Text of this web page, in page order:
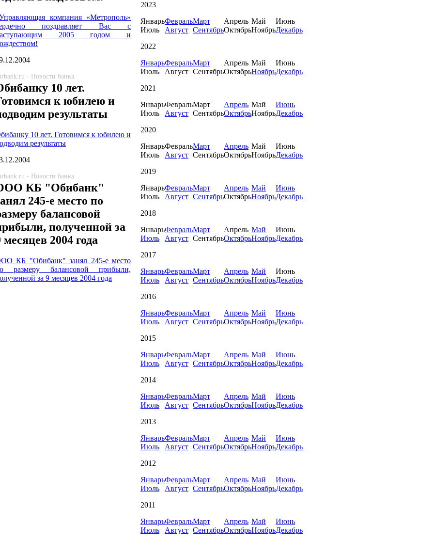
компания «Метрополь»
поздравляет Вас с
2005 годом и
- Новости банка
10 лет.
к юбилею и
результаты
10 лет. Готовимся к юбилею и
результаты
- Новости банка
КБ "Обибанк"
245-е место по
балансовой
полученной за
месяцев 2004 года
КБ "Обибанк" занял 245-е место
размеру балансовой прибыли,
за 9 месяцев 2004 года
2023
ЯнварьФевральМарт Апрель Май
Июнь
Июль
Август СентябрьОктябрьНоябрьДекабрь
2022
ЯнварьФевральМарт Апрель Май
Июнь
Июль
Август СентябрьОктябрьНоябрьДекабрь
2021
ЯнварьФевральМарт Апрель Май
Июнь
Июль
Август СентябрьОктябрьНоябрьДекабрь
2020
ЯнварьФевральМарт Апрель Май
Июнь
Июль
Август СентябрьОктябрьНоябрьДекабрь
2019
ЯнварьФевральМарт Апрель Май
Июнь
Июль
Август СентябрьОктябрьНоябрьДекабрь
2018
ЯнварьФевральМарт Апрель Май
Июнь
Июль
Август СентябрьОктябрьНоябрьДекабрь
2017
ЯнварьФевральМарт Апрель Май
Июнь
Июль
Август СентябрьОктябрьНоябрьДекабрь
2016
ЯнварьФевральМарт Апрель Май
Июнь
Июль
Август СентябрьОктябрьНоябрьДекабрь
2015
ЯнварьФевральМарт Апрель Май
Июнь
Июль
Август СентябрьОктябрьНоябрьДекабрь
2014
ЯнварьФевральМарт Апрель Май
Июнь
Июль
Август СентябрьОктябрьНоябрьДекабрь
2013
ЯнварьФевральМарт Апрель Май
Июнь
Июль
Август СентябрьОктябрьНоябрьДекабрь
2012
ЯнварьФевральМарт Апрель Май
Июнь
Июль
Август СентябрьОктябрьНоябрьДекабрь
2011
ЯнварьФевральМарт Апрель Май
Июнь
Июль
Август СентябрьОктябрьНоябрьДекабрь